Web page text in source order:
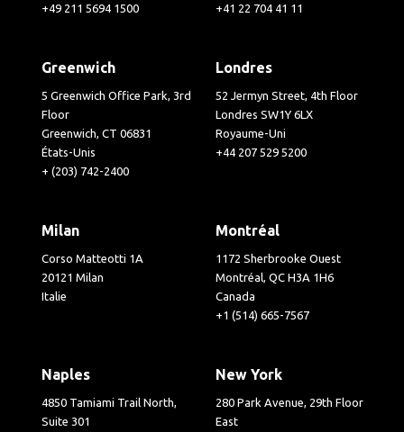
+49 211 5694 1500
+41 22 704 41 11
Greenwich
5 Greenwich Office Park, 3rd
Floor
Greenwich, CT 06831
États-Unis
+ (203) 742-2400
Londres
52 Jermyn Street, 4th Floor
Londres SW1Y 6LX
Royaume-Uni
+44 207 529 5200
Milan
Corso Matteotti 1A
20121 Milan
Italie
Montréal
1172 Sherbrooke Ouest
Montréal, QC H3A 1H6
Canada
+1 (514) 665-7567
Naples
4850 Tamiami Trail North,
Suite 301
New York
280 Park Avenue, 29th Floor
East